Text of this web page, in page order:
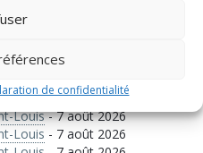
de confidentialité
Louis
Louis- 7 août 2026
Louis- 7 août 2026
Louis- 7 août 2026
Louis - 7 août 2026